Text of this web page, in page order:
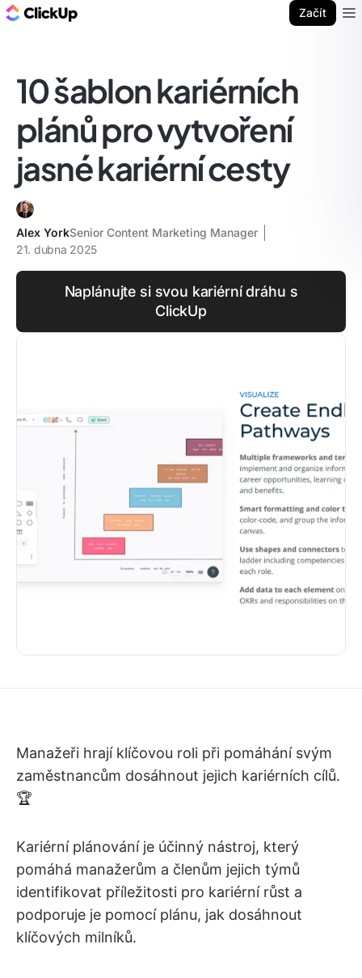
Začít
10 šablon kariérních
plánů pro vytvoření
jasné kariérní cesty
Alex YorkSenior Content Marketing Manager
21. dubna 2025
Naplánujte si svou kariérní dráhu s
ClickUp
Manažeři hrají klíčovou roli při pomáhání svým
zaměstnancům dosáhnout jejich kariérních cílů.
🏆
Kariérní plánování je účinný nástroj, který
pomáhá manažerům a členům jejich týmů
identifikovat příležitosti pro kariérní růst a
podporuje je pomocí plánu, jak dosáhnout
klíčových milníků.